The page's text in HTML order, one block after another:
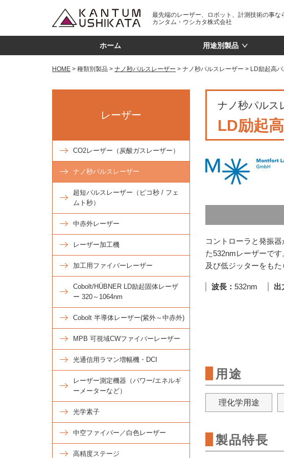
最先端のレーザー、ロボット、計測技術の事な
カンタム・ウシカタ株式会社
ホーム 用途別製品
HOME 種類別製品 ナノ秒パルスレーザー ナノ秒パルスレーザー LD励起高
レーザー
CO2レーザー（炭酸ガスレーザー）
ナノ秒パルスレーザー
超短パルスレーザー（ピコ秒 / フェ
ムト秒）
中赤外レーザー
レーザー加工機
加工用ファイバーレーザー
Cobolt/HÜBNER LD励起固体レーザ
ー 320～1064nm
Cobolt 半導体レーザー(紫外～中赤外)
MPB 可視域CWファイバーレーザー
光通信用ラマン増幅機・DCI
レーザー測定機器（パワー/エネルギ
ーメーターなど）
光学素子
中空ファイバー／白色レーザー
高精度ステージ
ナノ秒パルス
LD励起
コントローラと発振
た532nmレーザーで
及び低ジッターをもた
波長 532nm 出
用途
理化学用途
製品特長